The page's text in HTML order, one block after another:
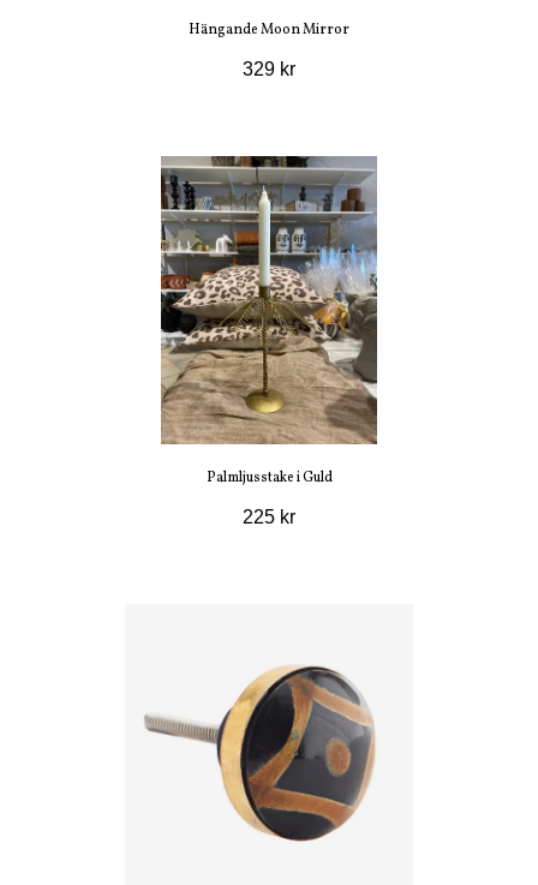
Hängande Moon Mirror
329 kr
Palmljusstake i Guld
225 kr